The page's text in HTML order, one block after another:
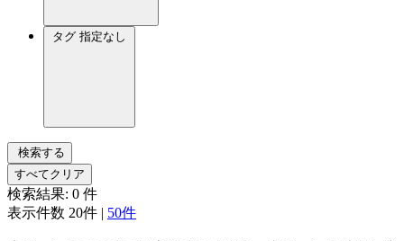
タグ 指定なし
検索する
すべてクリア
検索結果: 0 件
表示件数 20件 | 50件